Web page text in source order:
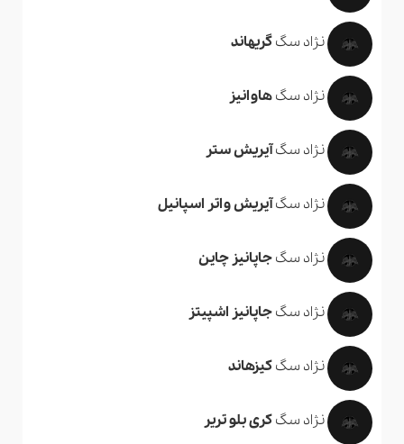
نژاد سگگریهاند
نژاد سگهاوانیز
نژاد سگآیریش ستر
نژاد سگآیریش واتر اسپانیل
نژاد سگجاپانیز چاین
نژاد سگجاپانیز اشپیتز
نژاد سگکیزهاند
نژاد سگکری بلو تریر